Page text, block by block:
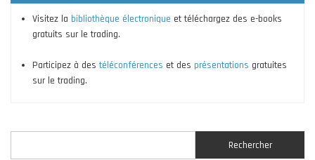
Visitez la bibliothèque électronique et téléchargez des e-books
gratuits sur le trading.
Participez à destéléconférences et des présentations gratuites
sur le trading.